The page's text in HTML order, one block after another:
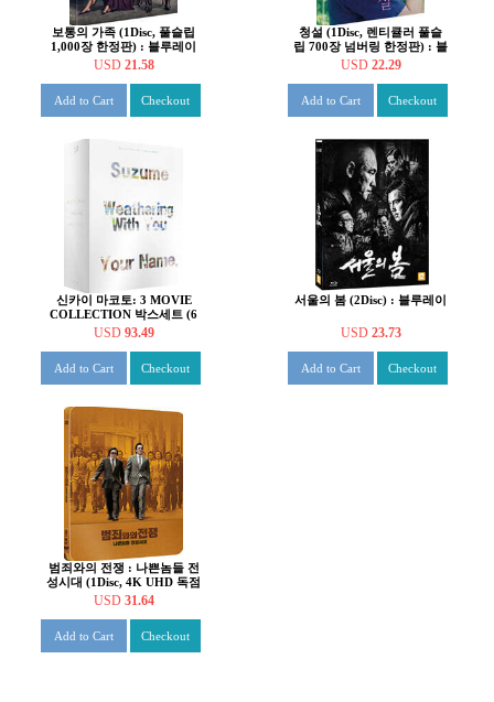
보통의 가족 (1Disc, 풀슬립
1,000장 한정판) : 블루레이
USD 21.58
Add to Cart Checkout
청설 (1Disc, 렌티큘러 풀슬
립 700장 넘버링 한정판) : 블
루레이
USD 22.29
Add to Cart Checkout
신카이 마코토: 3 MOVIE
COLLECTION 박스세트 (6
Disc 4K UHD + BD) : 블루레
USD 93.49
Add to Cart Checkout
서울의 봄 (2Disc) : 블루레이
USD 23.73
Add to Cart Checkout
범죄와의 전쟁 : 나쁜놈들 전
성시대 (1Disc, 4K UHD 독점
스틸북 쿼터슬립) : 블루레이
USD 31.64
Add to Cart Checkout